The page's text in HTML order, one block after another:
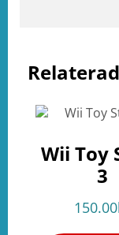
Wii Toy
3
150.00